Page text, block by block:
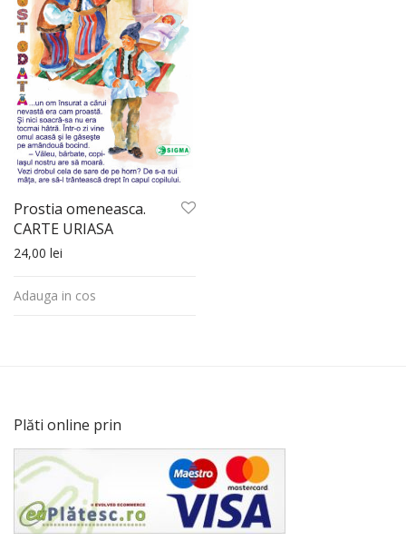
Prostia omeneasca.
CARTE URIASA
24,00 lei
Adauga in cos
Plăti online prin